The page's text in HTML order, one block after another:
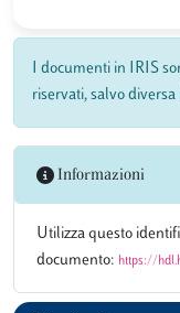
I documenti in IRIS
riservati, salvo diversa
Informazioni
Utilizza questo
documento: https://